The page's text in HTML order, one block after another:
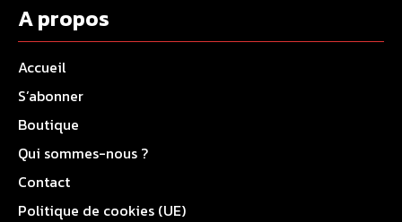
A propos
Accueil
S’abonner
Boutique
Qui sommes-nous ?
Contact
Politique de cookies (UE)